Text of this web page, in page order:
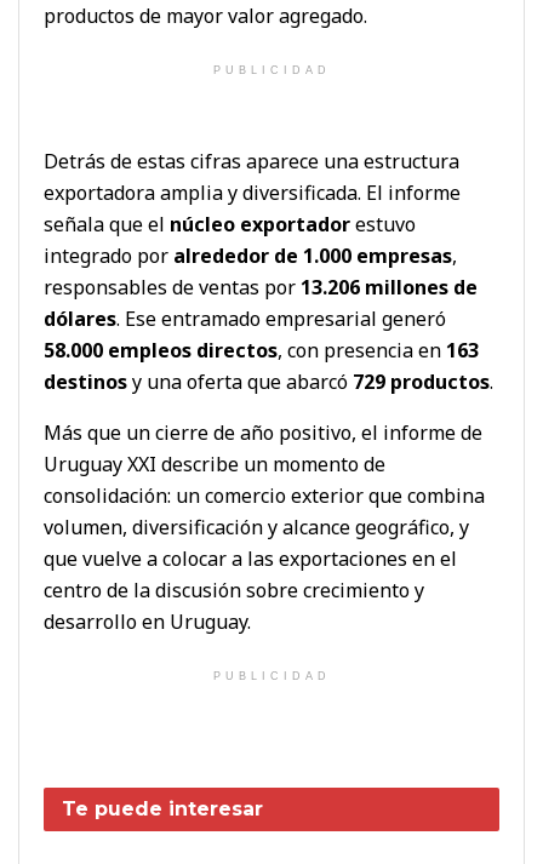
productos de mayor valor agregado.
PUBLICIDAD
Detrás de estas cifras aparece una estructura
exportadora amplia y diversificada. El informe
señala que el núcleo exportadorestuvo
integrado por alrededor de 1.000 empresas,
responsables de ventas por 13.206 millones de
dólares. Ese entramado empresarial generó
58.000 empleos directos, con presencia en 163
destinosy una oferta que abarcó 729 productos.
Más que un cierre de año positivo, el informe de
Uruguay XXI describe un momento de
consolidación: un comercio exterior que combina
volumen, diversificación y alcance geográfico, y
que vuelve a colocar a las exportaciones en el
centro de la discusión sobre crecimiento y
desarrollo en Uruguay.
PUBLICIDAD
Te puede interesar